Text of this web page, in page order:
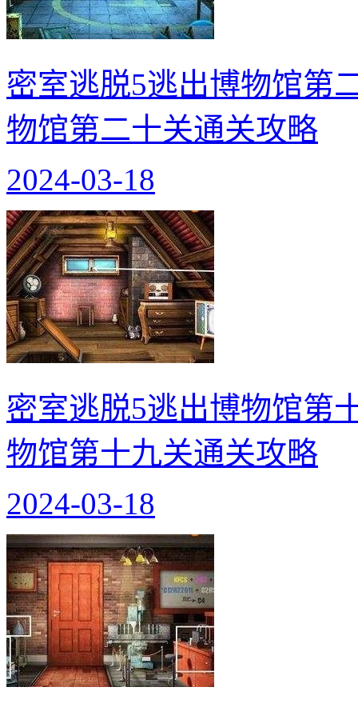
密室逃脱5逃出博物馆第
物馆第二十关通关攻略
2024-03-18
密室逃脱5逃出博物馆第
物馆第十九关通关攻略
2024-03-18